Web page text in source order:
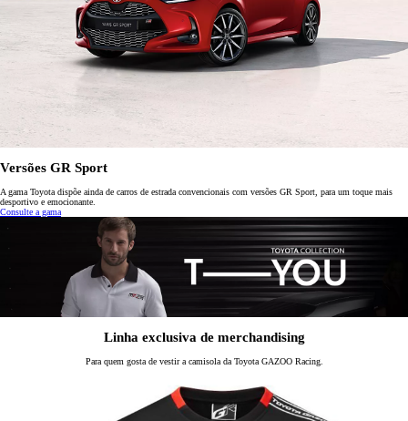
Versões GR Sport
A gama Toyota dispõe ainda de carros de estrada convencionais com versões GR Sport, para um toque mais
desportivo e emocionante.
Consulte a gama
Linha exclusiva de merchandising
Para quem gosta de vestir a camisola da Toyota GAZOO Racing.